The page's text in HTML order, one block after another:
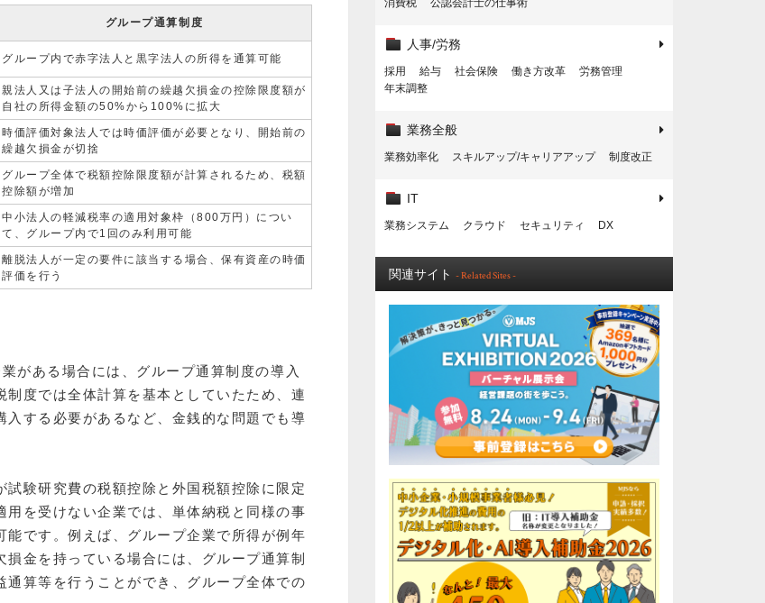
グループ通算制度
グループ内で赤字法人と黒字法人の所得を通算可能
親法人又は子法人の開始前の繰越欠損金の控除限度額が
自社の所得金額の50%から100%に拡大
時価評価対象法人では時価評価が必要となり、開始前の
繰越欠損金が切捨
グループ全体で税額控除限度額が計算されるため、税額
控除額が増加
中小法人の軽減税率の適用対象枠（800万円）につい
て、グループ内で1回のみ利用可能
離脱法人が一定の要件に該当する場合、保有資産の時価
評価を行う
がある場合には、グループ通算制度の導入
度では全体計算を基本としていたため、連
する必要があるなど、金銭的な問題でも導
験研究費の税額控除と外国税額控除に限定
を受けない企業では、単体納税と同様の事
です。例えば、グループ企業で所得が例年
金を持っている場合には、グループ通算制
算等を行うことができ、グループ全体での
消費税
公認会計士の仕事術
人事/労務
採用 給与 社会保険 働き方改革
労務管理
年末調整
業務全般
業務効率化 スキルアップ/キャリアアップ 制度改正
IT
業務システム クラウド セキュリティ DX
関連サイト - Related Sites -